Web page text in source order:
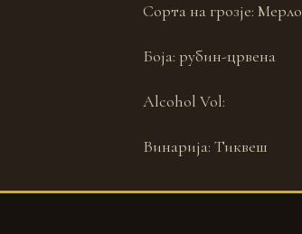
Сорта на грозје:Мерло
Боја:рубин-црвена
Alcohol Vol:
Винарија:Тиквеш